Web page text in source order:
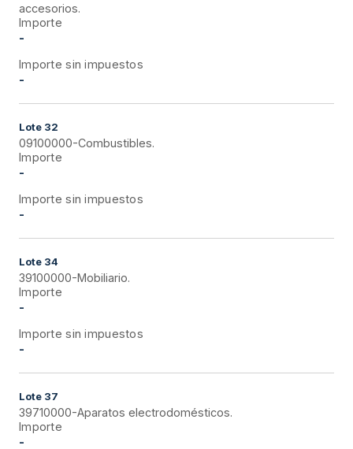
accesorios.
Importe
-
Importe sin impuestos
-
Lote 32
09100000-Combustibles.
Importe
-
Importe sin impuestos
-
Lote 34
39100000-Mobiliario.
Importe
-
Importe sin impuestos
-
Lote 37
39710000-Aparatos electrodomésticos.
Importe
-